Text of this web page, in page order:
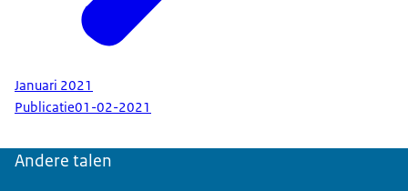
Januari 2021
Publicatie01-02-2021
Andere talen